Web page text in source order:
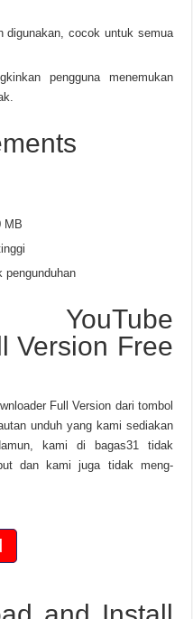
digunakan, cocok untuk semua
pengguna menemukan
MB
pengunduhan
YouTube
Version Free
Full Version dari tombol
unduh yang kami sediakan
kami di bagas31 tidak
dan kami juga tidak meng-